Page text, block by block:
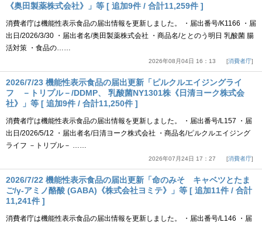
《奥田製薬株式会社》」等 [ 追加9件 / 合計11,259件 ]
消費者庁は機能性表示食品の届出情報を更新しました。 ・届出番号/K1166 ・届
出日/2026/3/30 ・届出者名/奥田製薬株式会社 ・商品名/ととのう明日 乳酸菌 腸
活対策 ・食品の……
2026年08月04日 16：13 消費者庁
2026/7/23 機能性表示食品の届出更新「ピルクルエイジングライ
フ －トリプル－/DDMP、 乳酸菌NY1301株《日清ヨーク株式会
社》」等 [ 追加9件 / 合計11,250件 ]
消費者庁は機能性表示食品の届出情報を更新しました。 ・届出番号/L157 ・届
出日/2026/5/12 ・届出者名/日清ヨーク株式会社 ・商品名/ピルクルエイジング
ライフ －トリプル－ ……
2026年07月24日 17：27 消費者庁
2026/7/22 機能性表示食品の届出更新「命のみそ キャベツとたま
ご/γ-アミノ酪酸 (GABA)《株式会社ヨミテ》」等 [ 追加11件 / 合計
11,241件 ]
消費者庁は機能性表示食品の届出情報を更新しました。 ・届出番号/L146 ・届